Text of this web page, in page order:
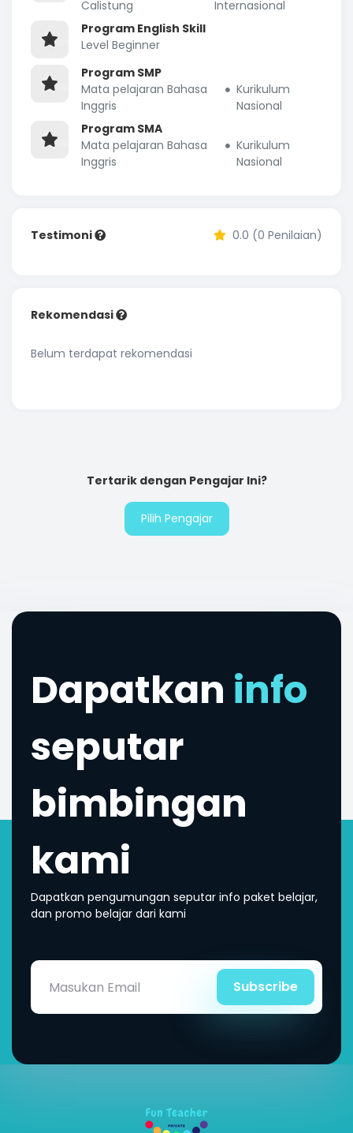
Calistung
Internasional
Program English Skill
Level Beginner
Program SMP
Mata pelajaran Bahasa
Inggris
Kurikulum
Nasional
Program SMA
Mata pelajaran Bahasa
Inggris
Kurikulum
Nasional
Testimoni 0.0 (0 Penilaian)
Rekomendasi
Belum terdapat rekomendasi
Tertarik dengan Pengajar Ini?
Pilih Pengajar
Dapatkan info
seputar
bimbingan
kami
Dapatkan pengumungan seputar info paket belajar,
dan promo belajar dari kami
Subscribe